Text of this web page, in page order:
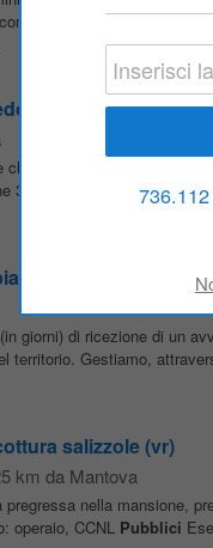
• Control of
e Vendite
che sei Consulente
3D; • Eccellenti doti
d'utenza
giorni) di ricezione di un
territorio. Gestiamo,
salizzole (vr)
km da Mantova
pregressa nella mansione,
operaio, CCNL Pubblici
736.112